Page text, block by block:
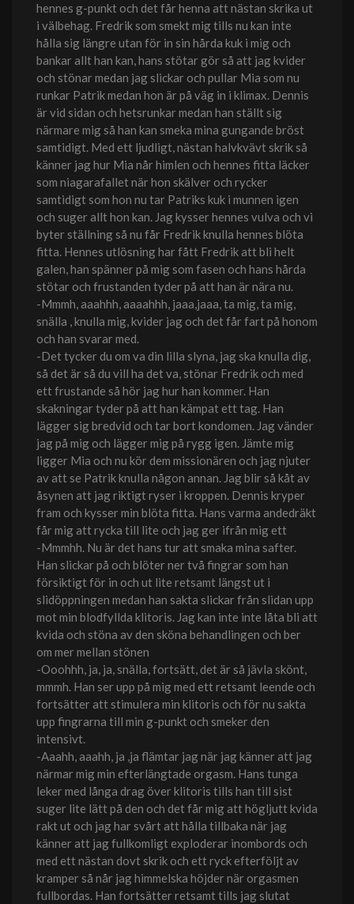
hennes g-punkt och det får henna att nästan skrika ut
i välbehag. Fredrik som smekt mig tills nu kan inte
hålla sig längre utan för in sin hårda kuk i mig och
bankar allt han kan, hans stötar gör så att jag kvider
och stönar medan jag slickar och pullar Mia som nu
runkar Patrik medan hon är på väg in i klimax. Dennis
är vid sidan och hetsrunkar medan han ställt sig
närmare mig så han kan smeka mina gungande bröst
samtidigt. Med ett ljudligt, nästan halvkvävt skrik så
känner jag hur Mia når himlen och hennes fitta läcker
som niagarafallet när hon skälver och rycker
samtidigt som hon nu tar Patriks kuk i munnen igen
och suger allt hon kan. Jag kysser hennes vulva och vi
byter ställning så nu får Fredrik knulla hennes blöta
fitta. Hennes utlösning har fått Fredrik att bli helt
galen, han spänner på mig som fasen och hans hårda
stötar och frustanden tyder på att han är nära nu.
-Mmmh, aaahhh, aaaahhh, jaaa,jaaa, ta mig, ta mig,
snälla , knulla mig, kvider jag och det får fart på honom
och han svarar med.
-Det tycker du om va din lilla slyna, jag ska knulla dig,
så det är så du vill ha det va, stönar Fredrik och med
ett frustande så hör jag hur han kommer. Han
skakningar tyder på att han kämpat ett tag. Han
lägger sig bredvid och tar bort kondomen. Jag vänder
jag på mig och lägger mig på rygg igen. Jämte mig
ligger Mia och nu kör dem missionären och jag njuter
av att se Patrik knulla någon annan. Jag blir så kåt av
åsynen att jag riktigt ryser i kroppen. Dennis kryper
fram och kysser min blöta fitta. Hans varma andedräkt
får mig att rycka till lite och jag ger ifrån mig ett
-Mmmhh. Nu är det hans tur att smaka mina safter.
Han slickar på och blöter ner två fingrar som han
försiktigt för in och ut lite retsamt längst ut i
slidöppningen medan han sakta slickar från slidan upp
mot min blodfyllda klitoris. Jag kan inte inte låta bli att
kvida och stöna av den sköna behandlingen och ber
om mer mellan stönen
-Ooohhh, ja, ja, snälla, fortsätt, det är så jävla skönt,
mmmh. Han ser upp på mig med ett retsamt leende och
fortsätter att stimulera min klitoris och för nu sakta
upp fingrarna till min g-punkt och smeker den
intensivt.
-Aaahh, aaahh, ja ,ja flämtar jag när jag känner att jag
närmar mig min efterlängtade orgasm. Hans tunga
leker med långa drag över klitoris tills han till sist
suger lite lätt på den och det får mig att högljutt kvida
rakt ut och jag har svårt att hålla tillbaka när jag
känner att jag fullkomligt exploderar inombords och
med ett nästan dovt skrik och ett ryck efterföljt av
kramper så når jag himmelska höjder när orgasmen
fullbordas. Han fortsätter retsamt tills jag slutat